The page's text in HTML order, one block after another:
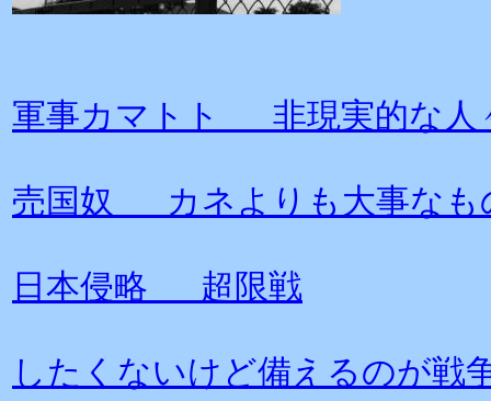
軍事カマトト 非現実的な人
売国奴 カネよりも大事なも
日本侵略 超限戦
したくないけど備えるのが戦